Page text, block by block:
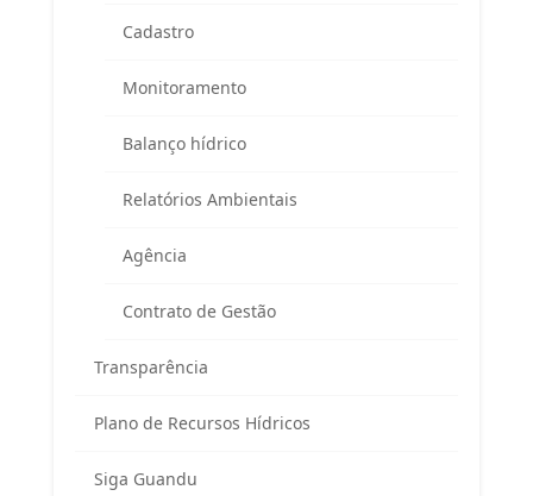
Cadastro
Monitoramento
Balanço hídrico
Relatórios Ambientais
Agência
Contrato de Gestão
Transparência
Plano de Recursos Hídricos
Siga Guandu
Rodovia BR 465, km 7 (Campus da UFRRJ)
Seropédica/RJ – CEP 23897-000
E-mail:guandu@agevap.org.br